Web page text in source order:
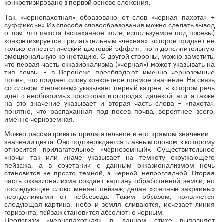
конкретизировано в первой основе сложения.
Так, «чернопахотная» образовано от слов «черная пахота» +
суффикс «н». Из способа словообразования можно сделать вывод
о том, что пахота (вспаханное поле, используемое под посевы)
конкретизируется прилагательным «черная», которое придает не
только синергетический цветовой эффект, но и дополнительную
эмоциональную коннотацию. С другой стороны, можно заметить,
что первая часть окказионализма («черная») может указывать на
тип почвы – в Воронеже преобладают именно черноземные
почвы, что придает слову конкретное прямое значение. На связь
со словом «чернозем» указывает первый катрен, в котором речь
идет о необозримых просторах и огородах, далекой гати, а также
на это значение указывает и вторая часть слова – «пахота»,
понятно, что распаханная под посев почва, вероятнее всего,
именно черноземная.
Можно рассматривать прилагательное в его прямом значении –
значении цвета. Оно подтверждается главным словом, к которому
относится прилагательное «черноземный». Существительное
«ночь» так или иначе указывает на темноту окружающего
пейзажа, а в сочетании с данным окказионализмом ночь
становится не просто темной, а черной, непроглядной. Вторая
часть окказионализма создает картину обработанной земли, но
последующее слово меняет пейзаж, делая «степные закраины»
неотделимыми от небосвода. Таким образом, появляется
следующая картина: небо и земля сливаются, исчезает линия
горизонта, пейзаж становится абсолютно черным.
Неологизм «чернопахотная» в данном стихе выполняет